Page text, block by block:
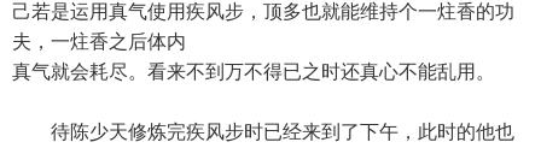
己若是运用真气使用疾风步，顶多也就能维持个一炷香的功
夫，一炷香之后体内
真气就会耗尽。看来不到万不得已之时还真心不能乱用。
待陈少天修炼完疾风步时已经来到了下午，此时的他也